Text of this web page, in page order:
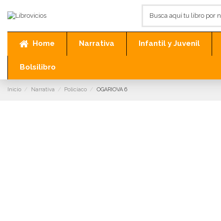
Home Narrativa Infantil y Juvenil
Bolsilibro
Inicio Narrativa Policíaco OGARIOVA 6